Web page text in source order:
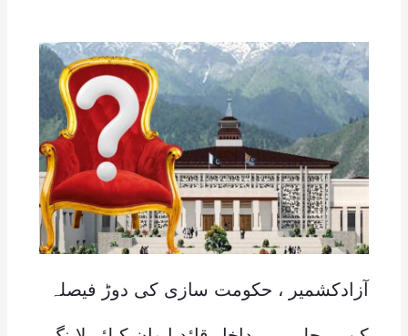
آزادکشمیر ، حکومت سازی کی دوڑ فیصلہ